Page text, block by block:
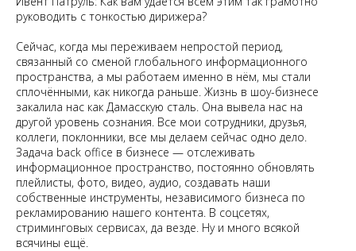
руководить с тонкостью дирижера?
Сейчас, когда мы переживаем непростой период,
связанный со сменой глобального информационного
пространства, а мы работаем именно в нём, мы стали
сплочёнными, как никогда раньше. Жизнь в шоу-бизнесе
закалила нас как Дамасскую сталь. Она вывела нас на
другой уровень сознания. Все мои сотрудники, друзья,
коллеги, поклонники, все мы делаем сейчас одно дело.
Задача back office в бизнесе — отслеживать
информационное пространство, постоянно обновлять
плейлисты, фото, видео, аудио, создавать наши
собственные инструменты, независимого бизнеса по
рекламированию нашего контента. В соцсетях,
стриминговых сервисах, да везде. Ну и много всякой
всячины ещё.